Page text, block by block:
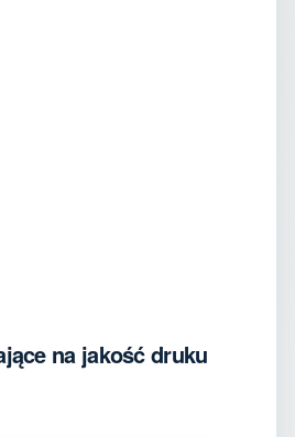
na jakość druku